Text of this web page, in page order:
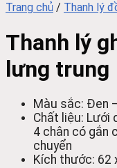
Trang chủ / Thanh lý
Thanh lý
lưng trung
Màu sắc: Đen
Chất liệu: Lưới
4 chân có gắn
chuyển
Kích thước: 62